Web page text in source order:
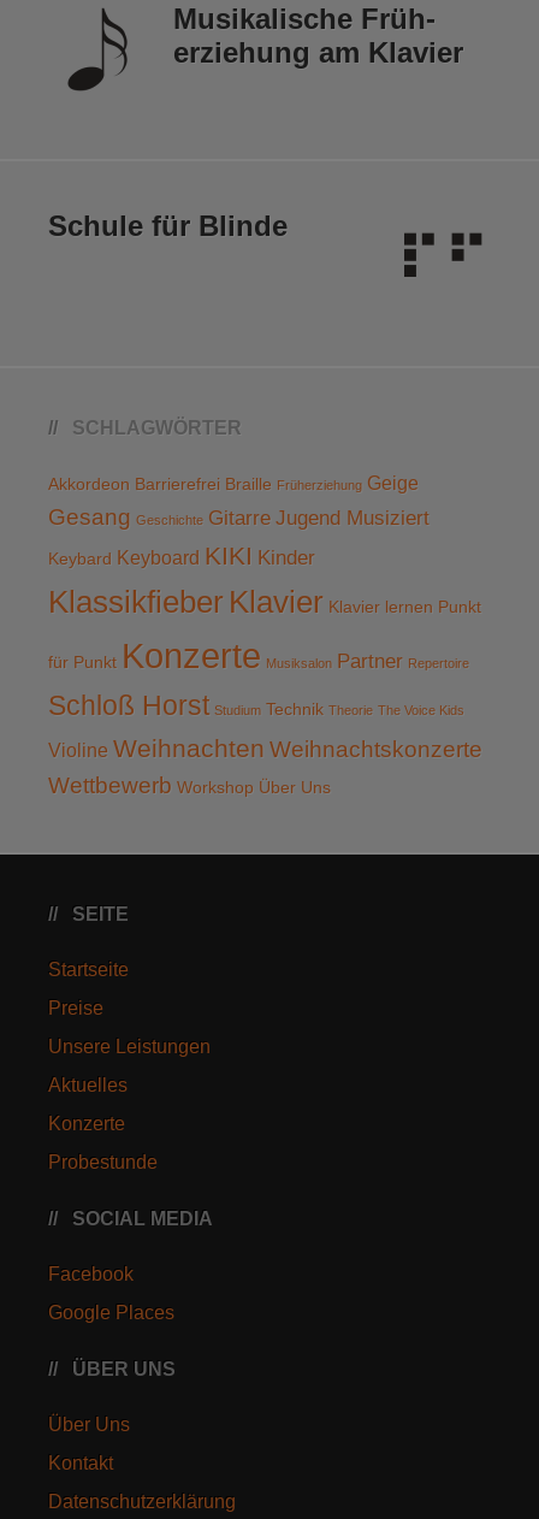
Musikalische Früh­
erziehung am Klavier
Schule für Blinde
SCHLAGWÖRTER
Akkordeon Barrierefrei Braille Früherziehung Geige
Gesang Geschichte Gitarre Jugend Musiziert
Keybard Keyboard KIKI Kinder
Klassikfieber Klavier Klavier lernen Punkt
für Punkt Konzerte Musiksalon Partner Repertoire
Schloß Horst Studium Technik Theorie The Voice Kids
Violine Weihnachten Weihnachtskonzerte
Wettbewerb Workshop Über Uns
SEITE
Startseite
Preise
Unsere Leistungen
Aktuelles
Konzerte
Probestunde
SOCIAL MEDIA
Facebook
Google Places
ÜBER UNS
Über Uns
Kontakt
Datenschutzerklärung